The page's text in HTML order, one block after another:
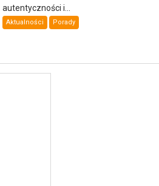
autentyczności i...
Aktualności Porady